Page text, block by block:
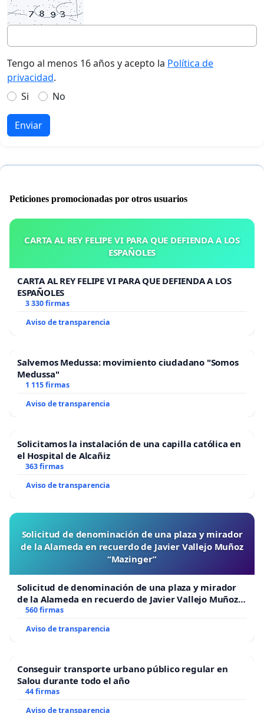
Tengo al menos 16 años y acepto la Política de
privacidad.
Si
No
Enviar
Peticiones promocionadas por otros usuarios
CARTA AL REY FELIPE VI PARA QUE DEFIENDA A LOS
ESPAÑOLES
CARTA AL REY FELIPE VI PARA QUE DEFIENDA A LOS
ESPAÑOLES
3 330 firmas
Aviso de transparencia
Salvemos Medussa: movimiento ciudadano "Somos
Medussa"
1 115 firmas
Aviso de transparencia
Solicitamos la instalación de una capilla católica en
el Hospital de Alcañiz
363 firmas
Aviso de transparencia
Solicitud de denominación de una plaza y mirador
de la Alameda en recuerdo de Javier Vallejo Muñoz
“Mazinger”
Solicitud de denominación de una plaza y mirador
de la Alameda en recuerdo de Javier Vallejo Muñoz
“Mazinger”
560 firmas
Aviso de transparencia
Conseguir transporte urbano público regular en
Salou durante todo el año
44 firmas
Aviso de transparencia